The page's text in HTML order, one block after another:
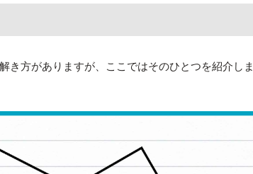
き方がありますが、ここではそのひとつを紹介しま